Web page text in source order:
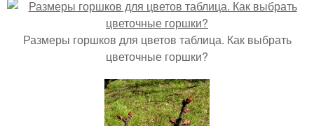
Размеры горшков для цветов таблица. Как выбрать
цветочные горшки?